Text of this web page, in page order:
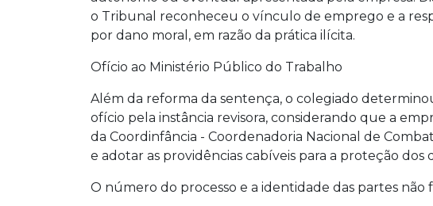
o Tribunal reconheceu o vínculo de emprego e a
por dano moral, em razão da prática ilícita.
Ofício ao Ministério Público do Trabalho
Além da reforma da sentença, o colegiado
ofício pela instância revisora, considerando que a
da Coordinfância - Coordenadoria Nacional de
e adotar as providências cabíveis para a proteção dos
O número do processo e a identidade das partes